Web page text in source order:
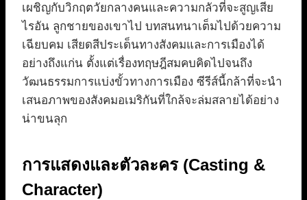
เผชิญกับวิกฤตวัยกลางคนและความกลัวที่จะสูญเสีย
ไรอัน ลูกชายของเขาไป บทสนทนาเต็มไปด้วยความ
เฉียบคม เสียดสีประเด็นทางสังคมและการเมืองได้
อย่างถึงแก่น ตั้งแต่เรื่องทฤษฎีสมคบคิดไปจนถึง
วัฒนธรรมการแบ่งขั้วทางการเมือง ซีรีส์นี้กล้าที่จะนำ
เสนอภาพของสังคมอเมริกันที่ใกล้จะล่มสลายได้อย่าง
น่าขนลุก
การแสดงและตัวละคร (Casting &
Character)